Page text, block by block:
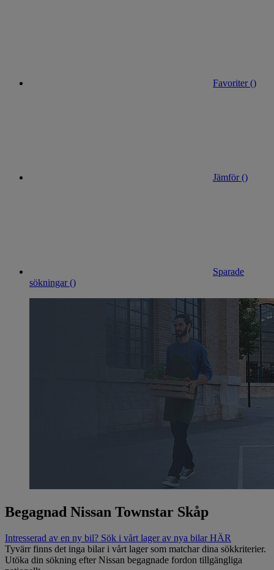
Favoriter ()
Jämför ()
Sparade
sökningar ()
Begagnad Nissan Townstar Skåp
Intresserad av en ny bil? Sök i vårt lager av nya bilar HÄR
Tyvärr finns det inga bilar i vårt lager som matchar dina sökkriterier.
Utöka din sökning efter Nissan begagnade fordon tillgängliga